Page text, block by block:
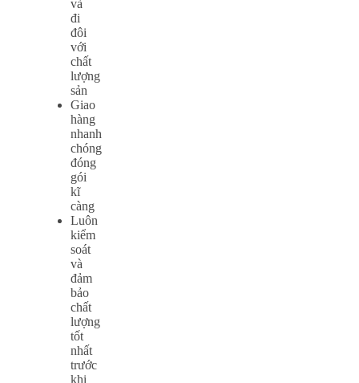
và
đi
đôi
với
chất
lượng
sản
Giao
hàng
nhanh
chóng
đóng
gói
kĩ
càng
Luôn
kiểm
soát
và
đảm
bảo
chất
lượng
tốt
nhất
trước
khi